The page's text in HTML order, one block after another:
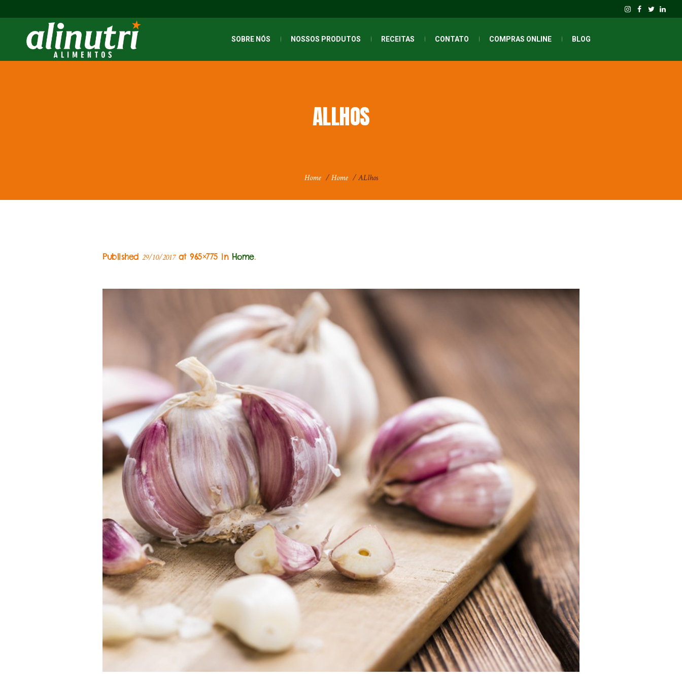
SOBRE NÓS NOSSOS PRODUTOS RECEITAS CONTATO COMPRAS ONLINE BLOG
ALLHOS
Home /Home /ALlhos
Published 29/10/2017at 965×775 in Home.